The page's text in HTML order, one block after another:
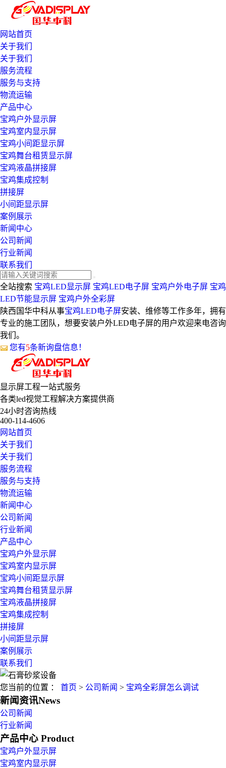
网站首页
关于我们
关于我们
服务流程
服务与支持
物流运输
产品中心
宝鸡户外显示屏
宝鸡室内显示屏
宝鸡小间距显示屏
宝鸡舞台租赁显示屏
宝鸡液晶拼接屏
宝鸡集成控制
拼接屏
小间距显示屏
案例展示
新闻中心
公司新闻
行业新闻
联系我们
全站搜索 宝鸡LED显示屏 宝鸡LED电子屏 宝鸡户外电子屏 宝鸡
LED节能显示屏 宝鸡户外全彩屏
陕西国华中科从事宝鸡LED电子屏安装、维修等工作多年，拥有
专业的施工团队，想要安装户外LED电子屏的用户欢迎来电咨询
我们。
您有5条新询盘信息！
显示屏工程一站式服务
各类led视觉工程解决方案提供商
24小时咨询热线
400-114-4606
网站首页
关于我们
关于我们
服务流程
服务与支持
物流运输
新闻中心
公司新闻
行业新闻
产品中心
宝鸡户外显示屏
宝鸡室内显示屏
宝鸡小间距显示屏
宝鸡舞台租赁显示屏
宝鸡液晶拼接屏
宝鸡集成控制
拼接屏
小间距显示屏
案例展示
联系我们
您当前的位置 ： 首页 > 公司新闻 > 宝鸡全彩屏怎么调试
新闻资讯News
公司新闻
行业新闻
产品中心 Product
宝鸡户外显示屏
宝鸡室内显示屏